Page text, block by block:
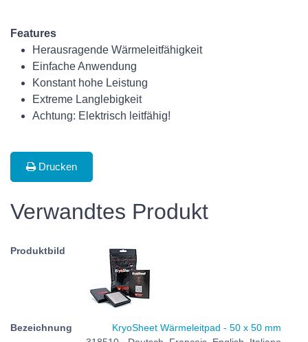
Features
Herausragende Wärmeleitfähigkeit
Einfache Anwendung
Konstant hohe Leistung
Extreme Langlebigkeit
Achtung: Elektrisch leitfähig!
Drucken
Verwandtes Produkt
KryoSheet Wärmeleitpad - 50 x 50 mm